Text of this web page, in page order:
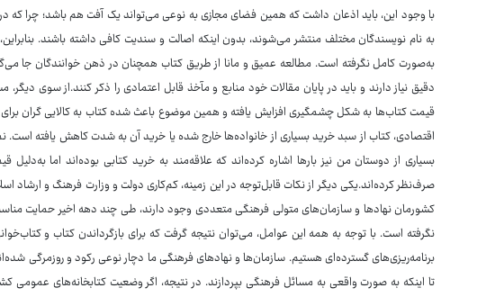
با وجود این، باید اذعان داشت که همین فضای مجازی به نوعی می‌تواند یک آفت هم باشد؛ چرا که
به نام نویسندگان مختلف منتشر می‌شوند، بدون اینکه اصالت و سندیت کافی داشته باشند.
به‌صورت کامل نگرفته است. مطالعه عمیق و مانا از طریق کتاب همچنان در ذهن خوانندگان جا
دقیق نیاز دارند و باید در پایان مقالات خود منابع و مآخذ قابل اعتمادی را ذکر کنند.از سوی
قیمت کتاب‌ها به شکل چشمگیری افزایش یافته و همین موضوع باعث شده کتاب به کالایی گران
اقتصادی، کتاب از سبد خرید بسیاری از خانواده‌ها خارج شده یا خرید آن به شدت کاهش یافته است.
بسیاری از دوستان من نیز بارها اشاره کرده‌اند که علاقه‌مند به خرید کتابی بوده‌اند اما
صرف‌نظر کرده‌اند.یکی دیگر از نکات قابل‌توجه در این زمینه، کم‌کاری دولت و وزارت فرهنگ و ارشاد
کشورمان نهادها و سازمان‌های متولی فرهنگی متعددی وجود دارند، طی چند دهه اخیر حمایت
نگرفته است. با توجه به همه این عوامل، می‌توان نتیجه گرفت که برای بازگرداندن کتاب و
برنامه‌ریزی‌های گسترده‌ای هستیم. سازمان‌ها و نهادهای فرهنگی ما دچار نوعی رکود و روزمرگی
تا اینکه به صورت واقعی به مسائل فرهنگی بپردازند. در نتیجه، اگر وضعیت کتابخانه‌های عمومی